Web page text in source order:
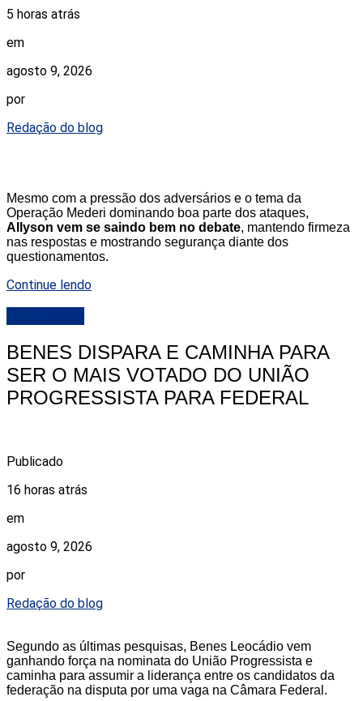
5 horas atrás
em
agosto 9, 2026
por
Redação do blog
Mesmo com a pressão dos adversários e o tema da
Operação Mederi dominando boa parte dos ataques,
Allyson vem se saindo bem no debate, mantendo firmeza
nas respostas e mostrando segurança diante dos
questionamentos.
Continue lendo
BENES DISPARA E CAMINHA PARA
SER O MAIS VOTADO DO UNIÃO
PROGRESSISTA PARA FEDERAL
Publicado
16 horas atrás
em
agosto 9, 2026
por
Redação do blog
Segundo as últimas pesquisas, Benes Leocádio vem
ganhando força na nominata do União Progressista e
caminha para assumir a liderança entre os candidatos da
federação na disputa por uma vaga na Câmara Federal.